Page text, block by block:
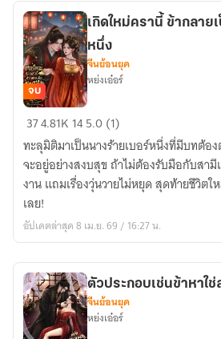
มิใช่
สตรี
โง่
งม
คน
เดิม
เกิด
ใหม่
ครา
นี้
ข้า
กลาย
เป็น
ร้าย
เบอร์
หนึ่ง
จบ
เกิดใหม่ครานี้ ข้ากลาย
หนึ่ง
จีนย้อนยุค
หย่งเอ๋อร์
374.81K 145.0 (1)
ทะลุมิติมาเป็นนางร้ายเบอร์หนึ่งที่มีบทต้อง
จะอยู่อย่างสงบสุข ถ้าไม่ต้องรับมือกับสามี
งาน แถมเรื่องวุ่นวายไม่หยุด สุดท้ายชีวิตใ
เลย!
อัปเดตล่าสุด 8 เม.ย. 69 / 16:27 น.
ตัวประกอบเช่นข้าหาใ
จีนย้อนยุค
หย่งเอ๋อร์